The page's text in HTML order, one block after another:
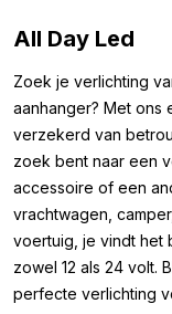
interieurverlichting in
Let op, deze LED
dat deze lamp een
op uw dashboard.
nieuwere modellen
uitgesloten. Ook zijn
uitgesloten van het
Overige
All Day Led
Zoek je verlichting
aanhanger? Met ons
verzekerd van
zoek bent naar een
accessoire of een
vrachtwagen,
voertuig, je vindt het
zowel 12 als 24 volt.
perfecte verlichting